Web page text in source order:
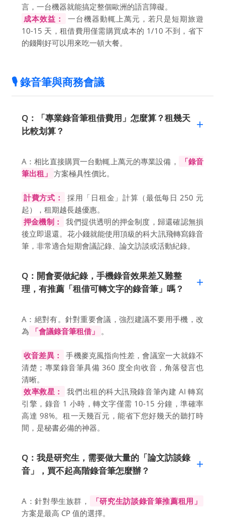
言，一台機器就能搞定整個歐洲的語言障礙。
成本效益：
一台機器動輒上萬元，若只是短期旅遊
10-15 天，租借費用僅需購買成本的 1/10 不到，省下
的錢剛好可以用來吃一頓大餐。
🎙️ 錄音筆與商務會議
Q：「專業錄音筆租借費用」怎麼算？租幾天
比較划算？
A：相比直接購買一台動輒上萬元的專業設備，
「錄音
筆出租」 方案極具性價比。
計費方式：
採用「日租金」計算（最低每日 250 元
起），租期越長越優惠。
押金機制：
我們提供透明的押金制度，歸還確認無損
後立即退還。花小錢就能使用頂級的科大訊飛轉寫錄音
筆，非常適合短期會議記錄、論文訪談或活動紀錄。
Q：開會要做紀錄，手機錄音效果差又難整
理，有推薦「租借可轉文字的錄音筆」嗎？
A：絕對有。針對重要會議，強烈建議不要用手機，改
為
「會議錄音筆租借」 。
收音差異：
手機麥克風指向性差，會議室一大就錄不
清楚；專業錄音筆具備 360 度全向收音，角落發言也
清晰。
效率救星：
我們出租的科大訊飛錄音筆內建 AI 轉寫
引擎，錄音 1 小時，轉文字僅需 10-15 分鐘，準確率
高達 98%。租一天幾百元，能省下您好幾天的聽打時
間，是秘書必備的神器。
Q：我是研究生，需要做大量的「論文訪談錄
音」，買不起高階錄音筆怎麼辦？
A：針對學生族群，
「研究生訪談錄音筆推薦租用」
方案是最高 CP 值的選擇。